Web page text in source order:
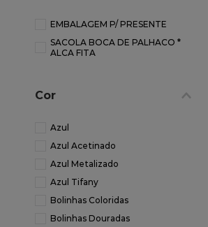
EMBALAGEM P/ PRESENTE
SACOLA BOCA DE PALHACO *
ALCA FITA
Cor
Azul
Azul Acetinado
Azul Metalizado
Azul Tifany
Bolinhas Coloridas
Bolinhas Douradas